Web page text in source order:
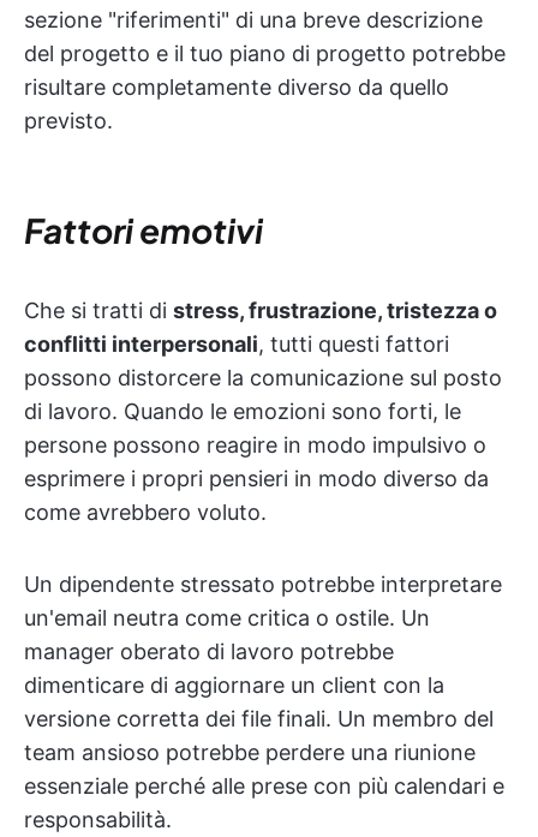
sezione "riferimenti" di una breve descrizione
del progetto e il tuo piano di progetto potrebbe
risultare completamente diverso da quello
previsto.
Fattori emotivi
Che si tratti di stress, frustrazione, tristezza o
conflitti interpersonali, tutti questi fattori
possono distorcere la comunicazione sul posto
di lavoro. Quando le emozioni sono forti, le
persone possono reagire in modo impulsivo o
esprimere i propri pensieri in modo diverso da
come avrebbero voluto.
Un dipendente stressato potrebbe interpretare
un'email neutra come critica o ostile. Un
manager oberato di lavoro potrebbe
dimenticare di aggiornare un client con la
versione corretta dei file finali. Un membro del
team ansioso potrebbe perdere una riunione
essenziale perché alle prese con più calendari e
responsabilità.